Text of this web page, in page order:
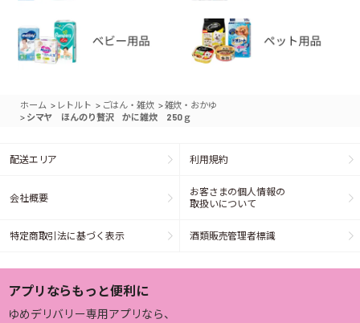
ホーム > レトルト > ごはん・雑炊 >雑炊・おかゆ
> シマヤ ほんのり贅沢 かに雑炊 250ｇ
配送エリア 利用規約
会社概要
お客さまの個人情報の
取扱いについて
特定商取引法に基づく表示 酒類販売管理者標識
アプリならもっと便利に
ゆめデリバリー専用アプリなら、